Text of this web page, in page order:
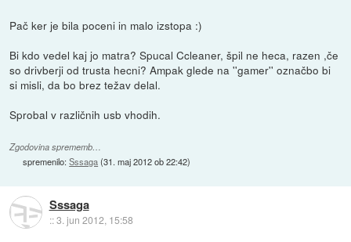
Pač ker je bila poceni in malo izstopa :)
Bi kdo vedel kaj jo matra? Spucal Ccleaner, špil ne heca, razen ,če
so drivberji od trusta hecni? Ampak glede na ''gamer'' označbo bi
si misli, da bo brez težav delal.
Sprobal v različnih usb vhodih.
Zgodovina sprememb…
spremenilo:Sssaga(31. maj 2012 ob 22:42)
Sssaga
::3. jun 2012, 15:58